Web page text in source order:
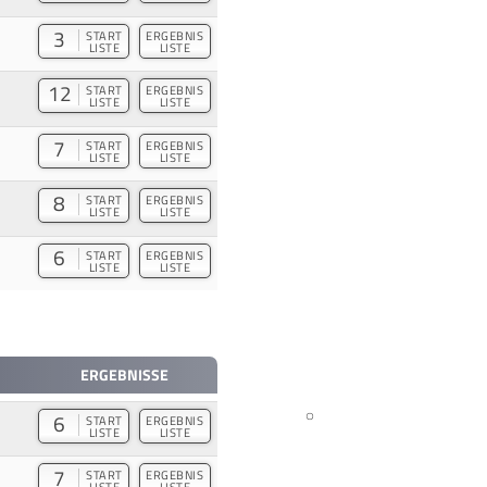
3 START
LISTE
ERGEBNIS
LISTE
12 START
LISTE
ERGEBNIS
LISTE
7 START
LISTE
ERGEBNIS
LISTE
8 START
LISTE
ERGEBNIS
LISTE
6 START
LISTE
ERGEBNIS
LISTE
ERGEBNISSE
6 START
LISTE
ERGEBNIS
LISTE
7 START ERGEBNIS